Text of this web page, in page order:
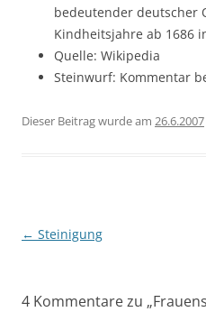
bedeutender deutscher
Kindheitsjahre ab 1686
Quelle: Wikipedia
Steinwurf: Kommentar
Dieser Beitrag wurde am 26.6.2007
Beitragsnavigation
← Steinigung
4 Kommentare zu „